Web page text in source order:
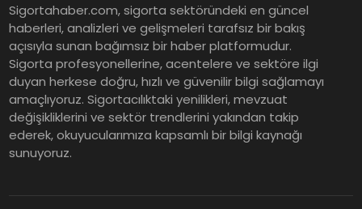
Sigortahaber.com, sigorta sektöründeki en güncel
haberleri, analizleri ve gelişmeleri tarafsız bir bakış
açısıyla sunan bağımsız bir haber platformudur.
Sigorta profesyonellerine, acentelere ve sektöre ilgi
duyan herkese doğru, hızlı ve güvenilir bilgi sağlamayı
amaçlıyoruz. Sigortacılıktaki yenilikleri, mevzuat
değişikliklerini ve sektör trendlerini yakından takip
ederek, okuyucularımıza kapsamlı bir bilgi kaynağı
sunuyoruz.